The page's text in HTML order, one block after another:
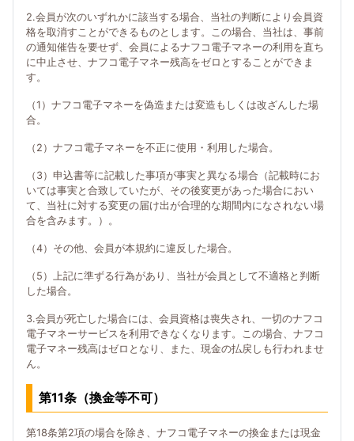
2.会員が次のいずれかに該当する場合、当社の判断により会員資
格を取消すことができるものとします。この場合、当社は、事前
の通知催告を要せず、会員によるナフコ電子マネーの利用を直ち
に中止させ、ナフコ電子マネー残高をゼロとすることができま
す。
（1）ナフコ電子マネーを偽造または変造もしくは改ざんした場
合。
（2）ナフコ電子マネーを不正に使用・利用した場合。
（3）申込書等に記載した事項が事実と異なる場合（記載時にお
いては事実と合致していたが、その後変更があった場合におい
て、当社に対する変更の届け出が合理的な期間内になされない場
合を含みます。）。
（4）その他、会員が本規約に違反した場合。
（5）上記に準ずる行為があり、当社が会員として不適格と判断
した場合。
3.会員が死亡した場合には、会員資格は喪失され、一切のナフコ
電子マネーサービスを利用できなくなります。この場合、ナフコ
電子マネー残高はゼロとなり、また、現金の払戻しも行われませ
ん。
第11条（換金等不可）
第18条第2項の場合を除き、ナフコ電子マネーの換金または現金